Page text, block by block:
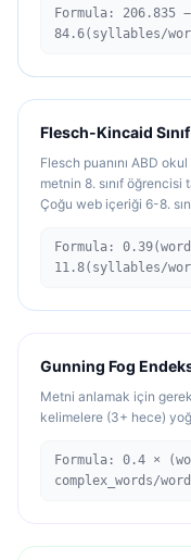
Formula: 206.835
84.6(syllables/
Flesch-Kincaid
Flesch puanını ABD
metnin 8. sınıf
Çoğu web içeriği 6-8.
Formula:
11.8(syllables/
Gunning Fog
Metni anlamak için
kelimelere (3+ hece)
Formula: 0.4 ×
complex_words/